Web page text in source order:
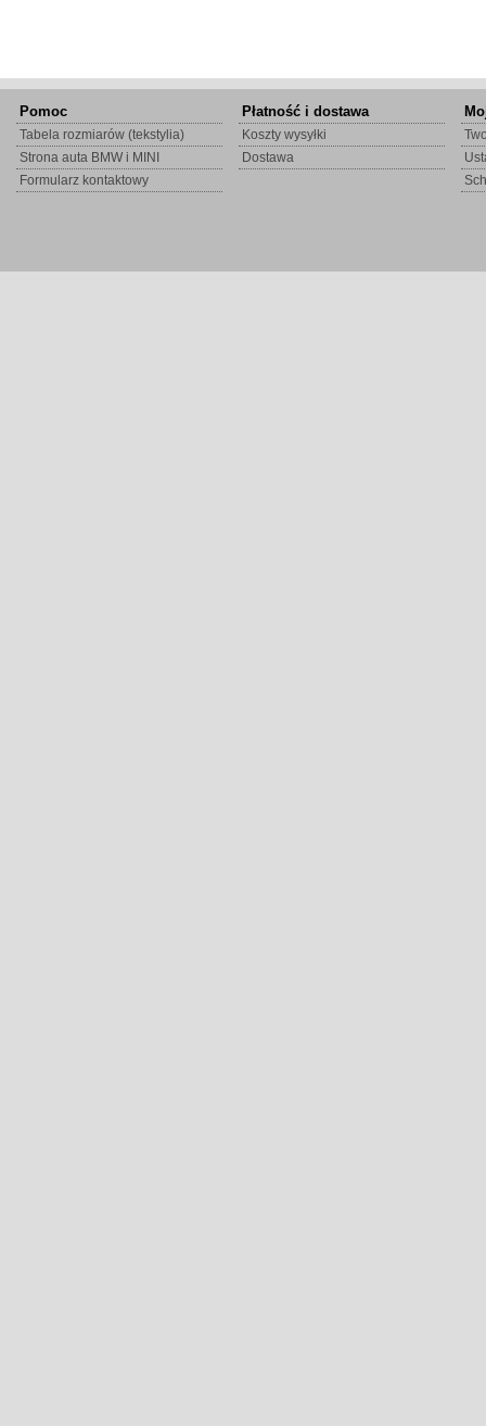
Pomoc
Tabela rozmiarów (tekstylia)
Strona auta BMW i MINI
Formularz kontaktowy
Płatność i dostawa
Koszty wysyłki
Dostawa